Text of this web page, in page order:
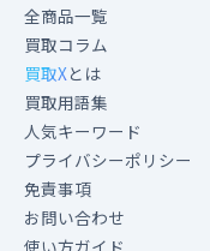
全商品一覧
買取コラム
買取Xとは
買取用語集
人気キーワード
プライバシーポリシー
免責事項
お問い合わせ
使い方ガイド